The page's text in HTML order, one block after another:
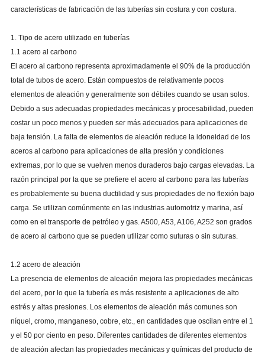
características de fabricación de las tuberías sin costura y con costura.
1. Tipo de acero utilizado en tuberías
1.1 acero al carbono
El acero al carbono representa aproximadamente el 90% de la producción
total de tubos de acero. Están compuestos de relativamente pocos
elementos de aleación y generalmente son débiles cuando se usan solos.
Debido a sus adecuadas propiedades mecánicas y procesabilidad, pueden
costar un poco menos y pueden ser más adecuados para aplicaciones de
baja tensión. La falta de elementos de aleación reduce la idoneidad de los
aceros al carbono para aplicaciones de alta presión y condiciones
extremas, por lo que se vuelven menos duraderos bajo cargas elevadas. La
razón principal por la que se prefiere el acero al carbono para las tuberías
es probablemente su buena ductilidad y sus propiedades de no flexión bajo
carga. Se utilizan comúnmente en las industrias automotriz y marina, así
como en el transporte de petróleo y gas. A500, A53, A106, A252 son grados
de acero al carbono que se pueden utilizar como suturas o sin suturas.
1.2 acero de aleación
La presencia de elementos de aleación mejora las propiedades mecánicas
del acero, por lo que la tubería es más resistente a aplicaciones de alto
estrés y altas presiones. Los elementos de aleación más comunes son
níquel, cromo, manganeso, cobre, etc., en cantidades que oscilan entre el 1
y el 50 por ciento en peso. Diferentes cantidades de diferentes elementos
de aleación afectan las propiedades mecánicas y químicas del producto de